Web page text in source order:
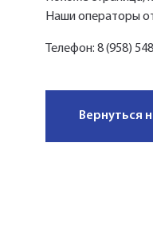
Наши операторы
Телефон: 8 (958)
Вернуться